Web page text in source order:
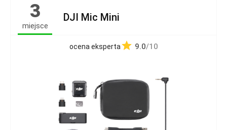
3
miejsce
DJI Mic Mini
ocena eksperta 9.0/10